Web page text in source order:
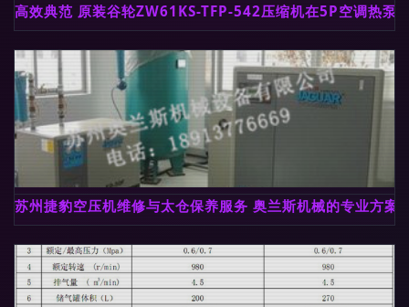
高效典范 原装谷轮ZW61KS-TFP-542压缩机在5P空调热泵
苏州捷豹空压机维修与太仓保养服务 奥兰斯机械的专业方案